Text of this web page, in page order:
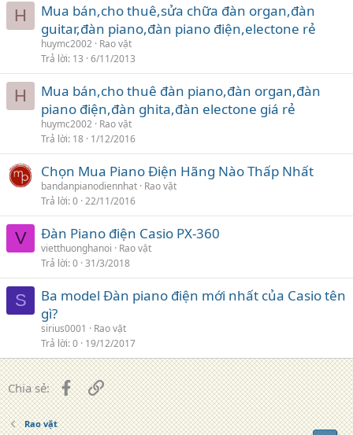
H
Mua bán,cho thuê,sửa chữa đàn organ,đàn
guitar,đàn piano,đàn piano điện,electone rẻ
huymc2002 Rao vặt
Trả lời 13 6/11/2013
H
Mua bán,cho thuê đàn piano,đàn organ,đàn
piano điện,đàn ghita,đàn electone giá rẻ
huymc2002 Rao vặt
Trả lời 18 1/12/2016
Chọn Mua Piano Điện Hãng Nào Thấp Nhất
bandanpianodiennhat Rao vặt
Trả lời 0 22/11/2016
V Đàn Piano điện Casio PX-360
vietthuonghanoi
Rao vặt
Trả lời 0 31/3/2018
S
Ba model Đàn piano điện mới nhất của Casio tên
gì?
sirius0001
Rao vặt
Trả lời 0 19/12/2017
Chia sẻ: FacebookLiên kết
Rao vặt